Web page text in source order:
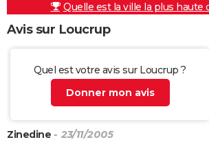
Quelle est la ville la plus haute
Avis sur Loucrup
Quel est votre avis sur Loucrup ?
Donner mon avis
Zinedine - 23/11/2005